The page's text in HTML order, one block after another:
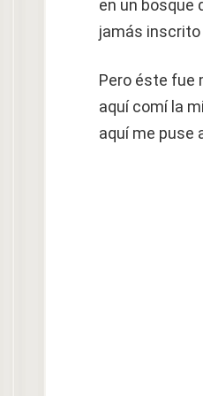
en un bosque
jamás
Pero éste fue
aquí comí la
aquí me puse